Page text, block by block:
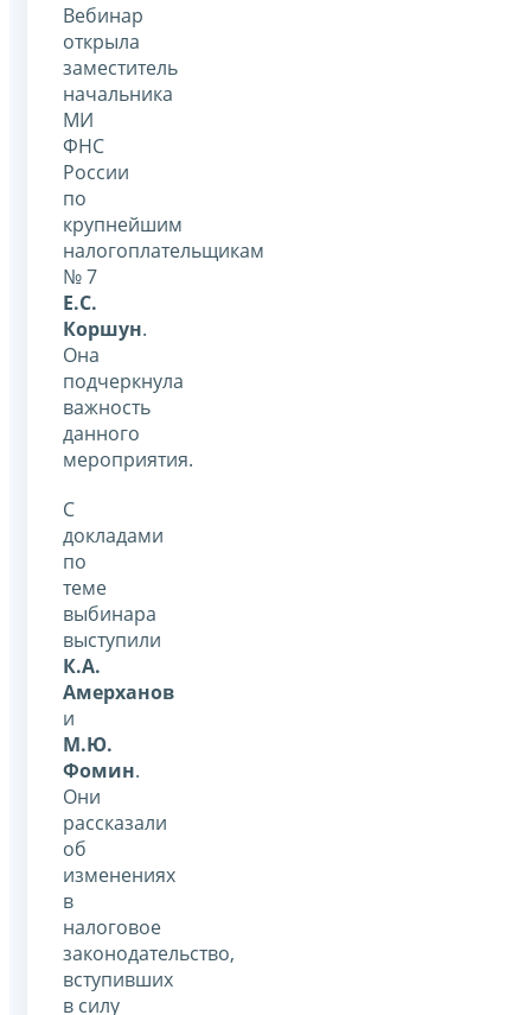
Вебинар
открыла
заместитель
начальника
МИ
ФНС
России
по
крупнейшим
налогоплательщикам
№ 7
Е.С.
Коршун.
Она
подчеркнула
важность
данного
мероприятия.
С
докладами
по
теме
выбинара
выступили
К.А.
Амерханов
и
М.Ю.
Фомин.
Они
рассказали
об
изменениях
в
налоговое
законодательство,
вступивших
в силу